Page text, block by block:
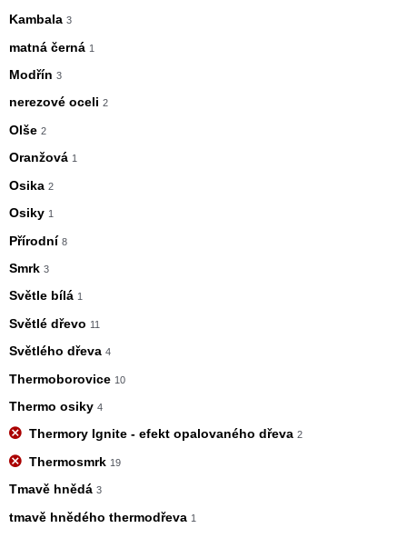
Kambala 3
matná černá 1
Modřín 3
nerezové oceli 2
Olše 2
Oranžová 1
Osika 2
Osiky 1
Přírodní 8
Smrk 3
Světle bílá 1
Světlé dřevo 11
Světlého dřeva 4
Thermoborovice 10
Thermo osiky 4
Thermory Ignite - efekt opalovaného dřeva 2
Thermosmrk 19
Tmavě hnědá 3
tmavě hnědého thermodřeva 1